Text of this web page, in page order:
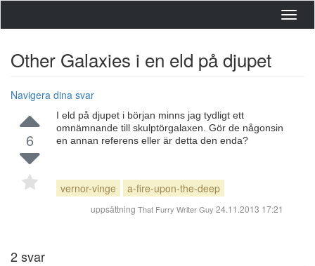
Other Galaxies i en eld på djupet
Navigera dina svar
6
I eld på djupet i början minns jag tydligt ett
omnämnande till skulptörgalaxen. Gör de någonsin
en annan referens eller är detta den enda?
vernor-vinge a-fire-upon-the-deep
uppsättning That Furry Writer Guy 24.11.2013 17:21
2svar